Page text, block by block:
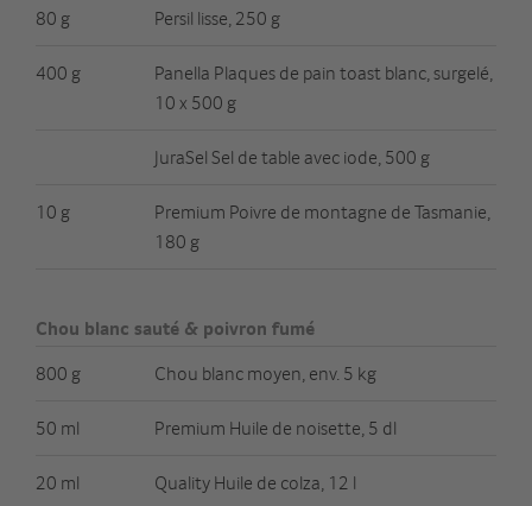
80 g Persil lisse, 250 g
400 g
Panella Plaques de pain toast blanc, surgelé,
10 x 500 g
JuraSel Sel de table avec iode, 500 g
10 g
Premium Poivre de montagne de Tasmanie,
180 g
Chou blanc sauté & poivron fumé
800 g
Chou blanc moyen, env. 5 kg
50 ml Premium Huile de noisette, 5 dl
20 ml Quality Huile de colza, 12 l